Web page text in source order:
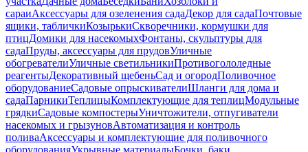
сараиАксессуары для озеленения садаДекор для садаПочтовые
ящики, табличкиКозырькиСкворечники, кормушки для
птицДомики для насекомыхФонтаны, скульптуры для
садаПруды, аксессуары для прудовУличные
обогревателиУличные светильникиПротивогололедные
реагентыДекоративный щебеньСад и огородПоливочное
оборудованиеСадовые опрыскивателиШланги для дома и
садаПарникиТеплицыКомплектующие для теплицМодульные
грядкиСадовые компостерыУничтожители, отпугиватели
насекомых и грызуновАвтоматизация и контроль
поливаАксессуары и комплектующие для поливочного
оборудованияУкрывные материалыБочки, баки